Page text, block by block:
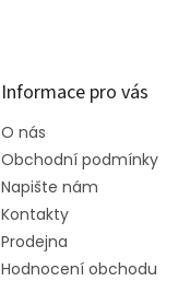
Informace pro vás
O nás
Obchodní podmínky
Napište nám
Kontakty
Prodejna
Hodnocení obchodu